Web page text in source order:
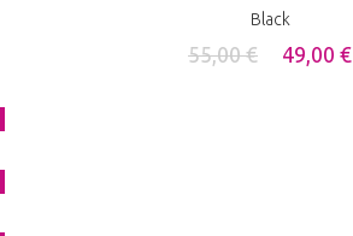
Black
55,00 € 49,00 €